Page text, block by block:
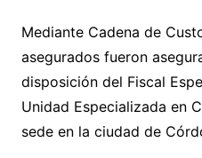
Mediante Cadena de
asegurados fueron
disposición del Fiscal
Unidad Especializada en
sede en la ciudad de